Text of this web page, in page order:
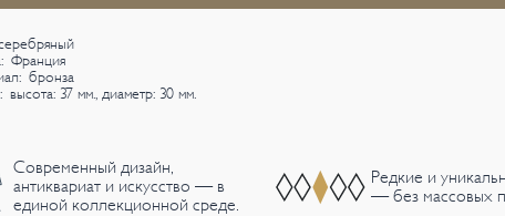
Франция
бронза
высота: 37 мм., диаметр: 30 мм.
Современный дизайн,
антиквариат и искусство — в
единой коллекционной среде.
Редкие и
— без массовых